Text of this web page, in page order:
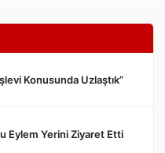
Konusunda Uzlaştık”
Eylem Yerini Ziyaret Etti